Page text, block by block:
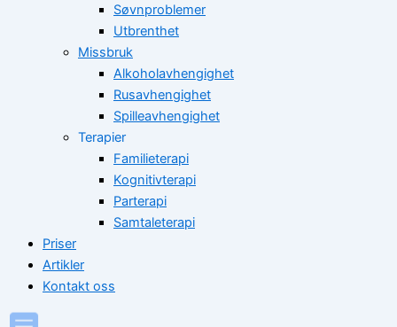
Søvnproblemer
Utbrenthet
Missbruk
Alkoholavhengighet
Rusavhengighet
Spilleavhengighet
Terapier
Familieterapi
Kognitivterapi
Parterapi
Samtaleterapi
Priser
Artikler
Kontakt oss